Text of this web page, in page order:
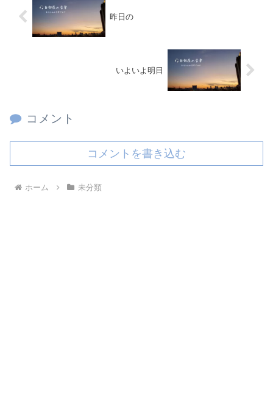
昨日の
いよいよ明日
コメント
コメントを書き込む
ホーム 未分類